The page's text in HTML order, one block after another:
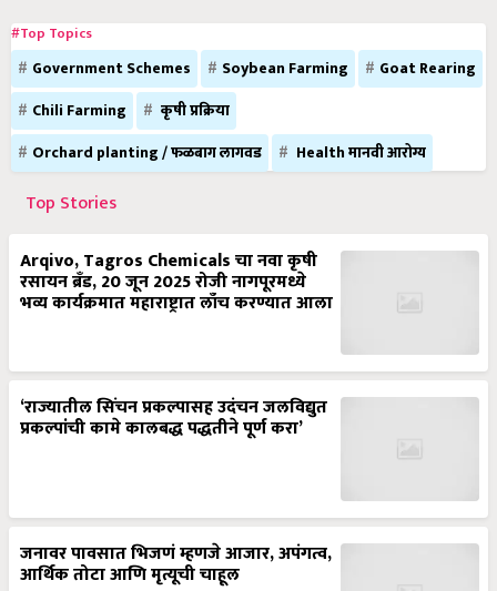
#Top Topics
Government Schemes Soybean Farming
Goat Rearing
Chili Farming
कृषी प्रक्रिया
Orchard planting / फळबाग लागवड
Health मानवी आरोग्य
Top Stories
Arqivo, Tagros Chemicals चा नवा कृषी
रसायन ब्रँड, 20 जून 2025 रोजी नागपूरमध्ये
भव्य कार्यक्रमात महाराष्ट्रात लाँच करण्यात आला
‘राज्यातील सिंचन प्रकल्पासह उदंचन जलविद्युत
प्रकल्पांची कामे कालबद्ध पद्धतीने पूर्ण करा’
जनावर पावसात भिजणं म्हणजे आजार, अपंगत्व,
आर्थिक तोटा आणि मृत्यूची चाहूल